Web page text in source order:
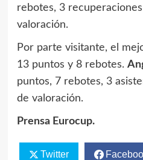
rebotes, 3
valoración.
Por parte visitante, el
13 puntos y 8 rebotes.
puntos, 7 rebotes, 3
de valoración.
Prensa Eurocup.
Twitter